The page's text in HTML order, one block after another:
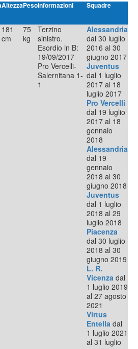
AltezzaPesoInformazioni Squadre
181
cm
75
kg
Terzino
sinistro.
Esordio in B:
19/09/2017
Pro Vercelli-
Salernitana 1-
1
Alessandria
dal 30 luglio
2016 al 30
giugno 2017
Juventus
dal 1 luglio
2017 al 18
luglio 2017
Pro Vercelli
dal 19 luglio
2017 al 18
gennaio
2018
Alessandria
dal 19
gennaio
2018 al 30
giugno 2018
Juventus
dal 1 luglio
2018 al 29
luglio 2018
Piacenza
dal 30 luglio
2018 al 30
giugno 2019
L. R.
Vicenza dal
1 luglio 2019
al 27 agosto
2021
Virtus
Entella dal
1 luglio 2021
al 31 luglio